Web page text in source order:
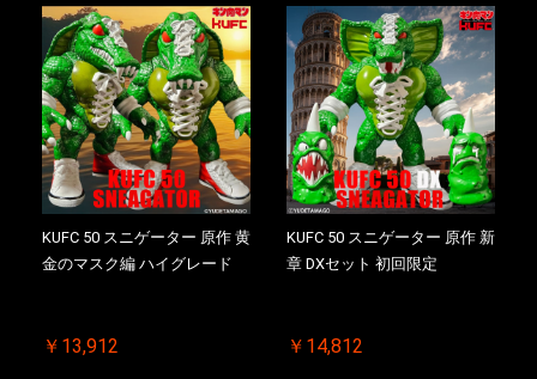
KUFC 50 スニゲーター 原作 黄
金のマスク編 ハイグレード
￥13,912
KUFC 50 スニゲーター 原作 新
章 DXセット 初回限定
￥14,812